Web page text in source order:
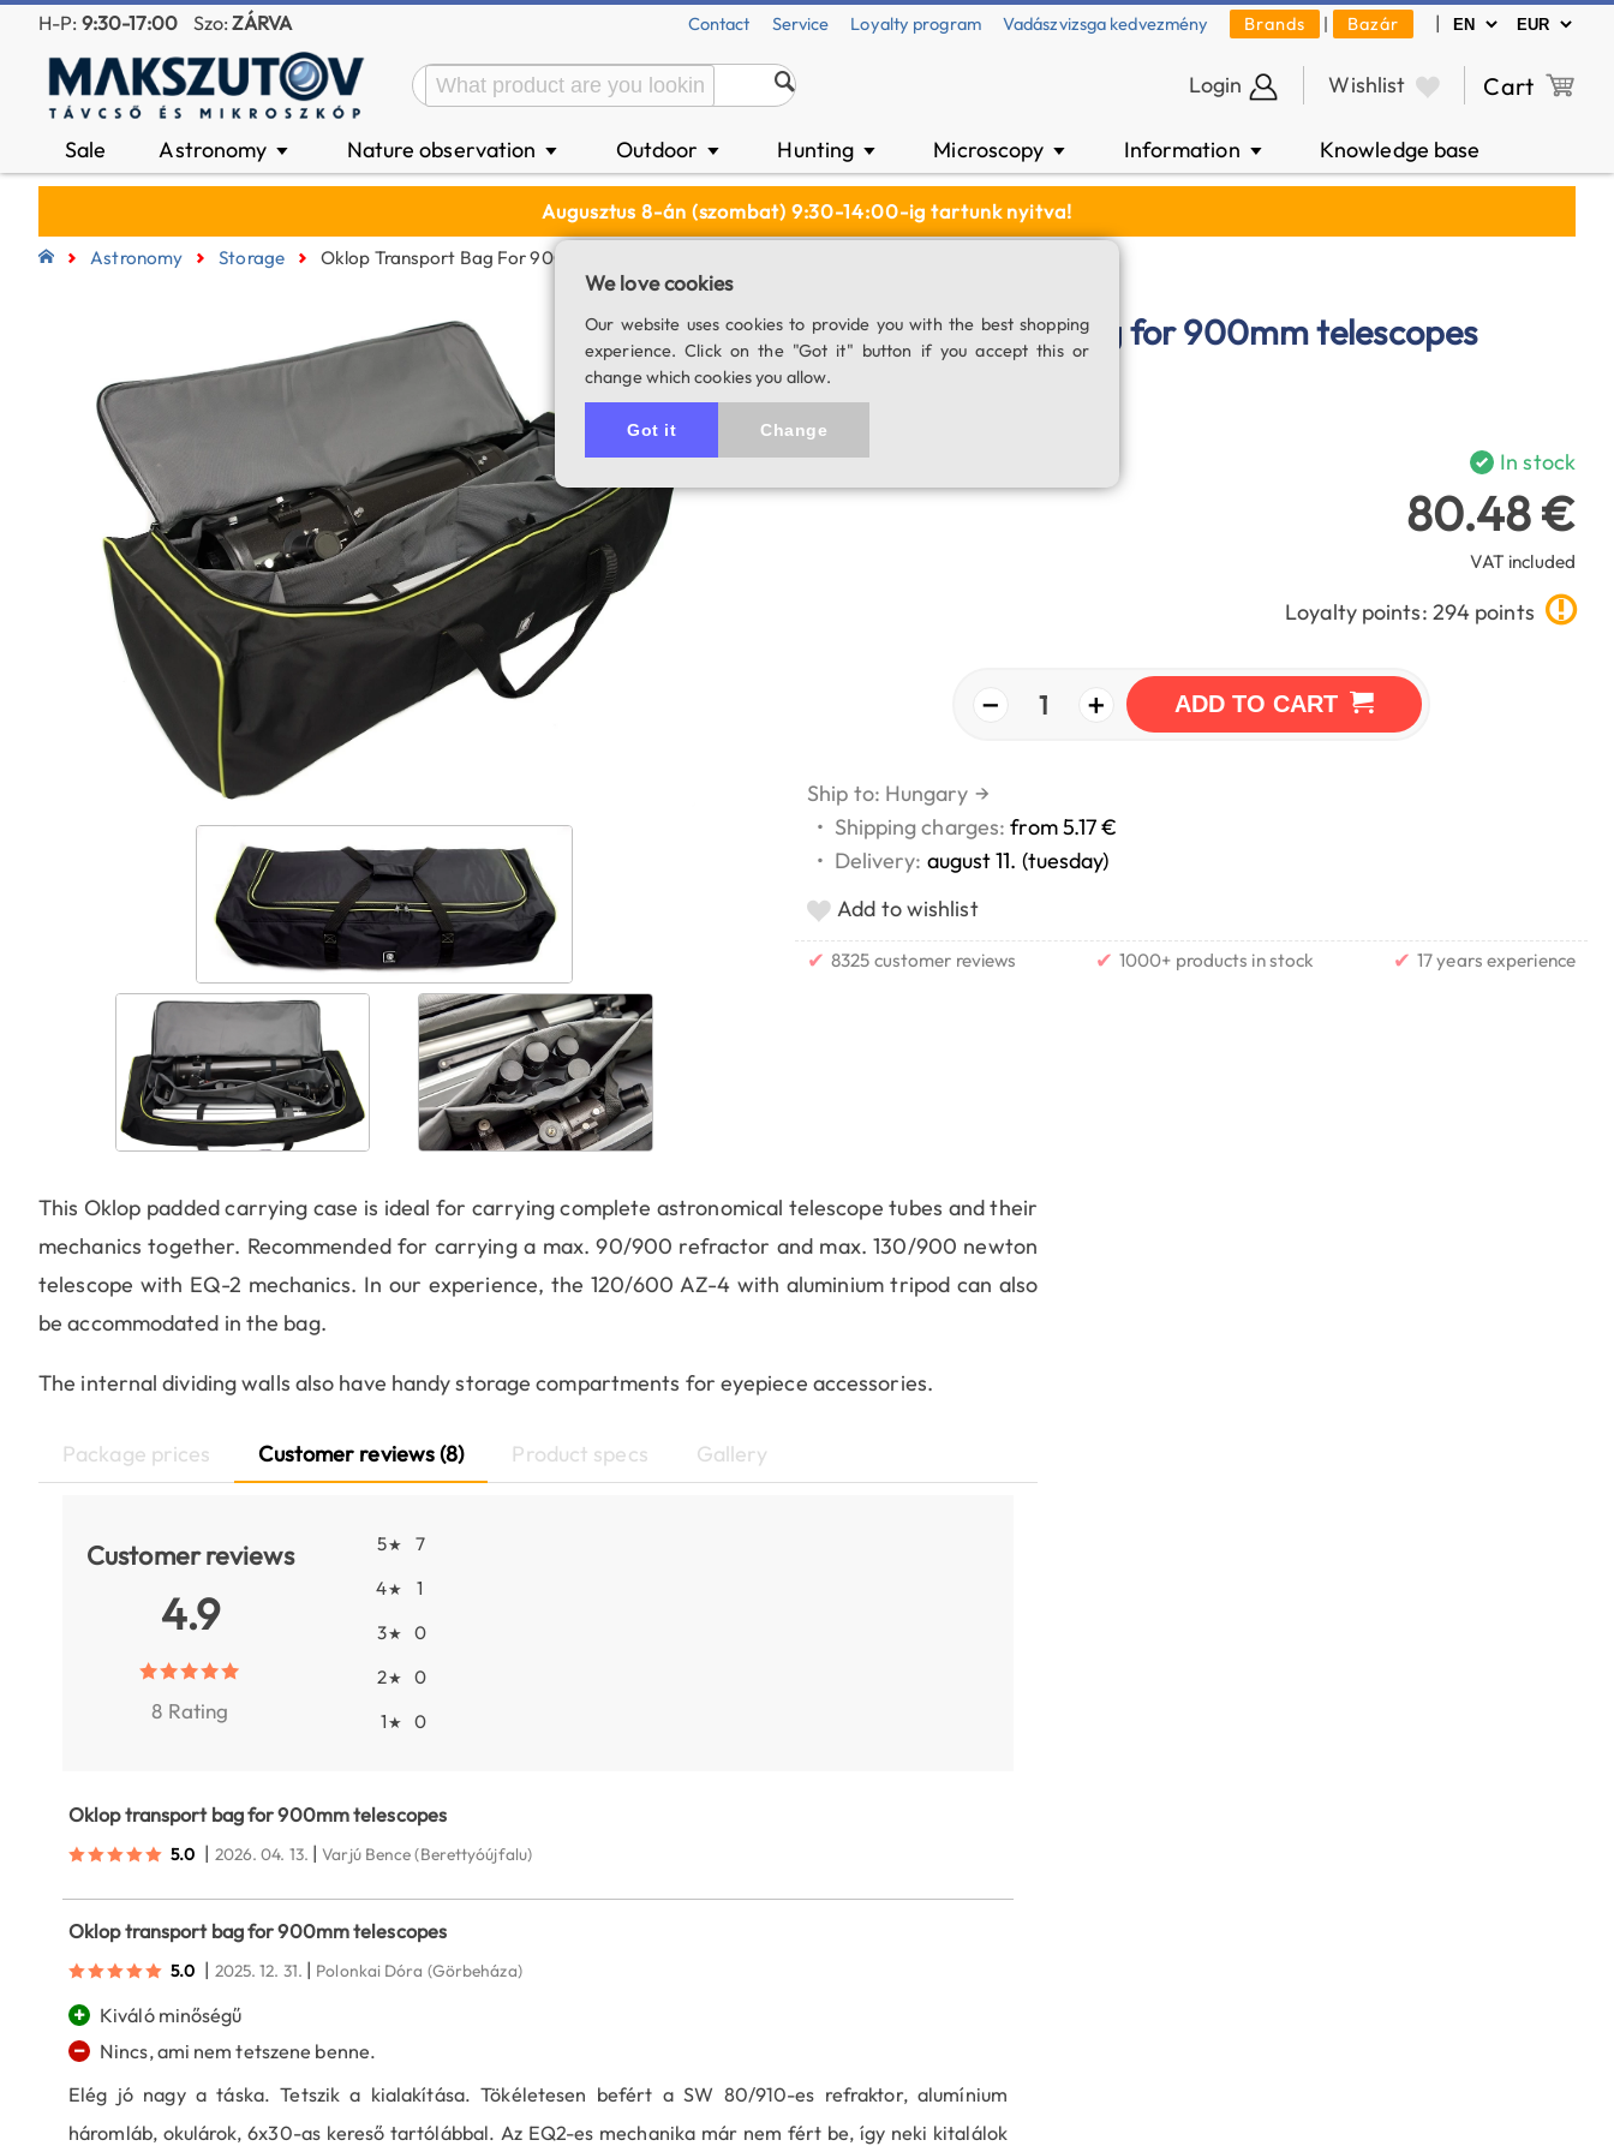
H-P: 9:30-17:00 Szo:ZÁRVA Contact Service Loyalty program Vadászvizsga kedvezmény Brands | Bazár |
Login Wishlist Cart
Sale Astronomy ▼ Nature observation ▼ Outdoor ▼ Hunting ▼ Microscopy ▼ Information ▼ Knowledge base
Augusztus 8-án (szombat) 9:30-14:00-ig tartunk nyitva!
Astronomy Storage Oklop Transport Bag For 900mm Telescopes
Oklop transport bag for 900mm telescopes
SKU: 03406
In stock
80.48 €
VAT included
Loyalty points: 294 points
− 1 + ADD TO CART
Ship to: Hungary →
• Shipping charges:from 5.17 €
• Delivery: august 11. (tuesday)
Add to wishlist
✔ 8325 customer reviews ✔ 1000+ products in stock ✔ 17 years experience
This Oklop padded carrying case is ideal for carrying complete astronomical telescope tubes and their
mechanics together. Recommended for carrying a max. 90/900 refractor and max. 130/900 newton
telescope with EQ-2 mechanics. In our experience, the 120/600 AZ-4 with aluminium tripod can also
be accommodated in the bag.
The internal dividing walls also have handy storage compartments for eyepiece accessories.
Package prices Customer reviews (8) Product specs Gallery
Customer reviews
4.9
8 Rating
5★
7
4★
1
3★
0
2★
0
1★ 0
Oklop transport bag for 900mm telescopes
5.0 | 2026. 04. 13. |Varjú Bence(Berettyóújfalu)
Oklop transport bag for 900mm telescopes
5.0 | 2025. 12. 31. | Polonkai Dóra (Görbeháza)
+ Kiváló minőségű
−
Nincs, ami nem tetszene benne.
Elég jó nagy a táska. Tetszik a kialakítása. Tökéletesen befért a SW 80/910-es refraktor, alumínium
háromláb, okulárok, 6x30-as kereső tartólábbal. Az EQ2-es mechanika már nem fért be, így neki kitalálok
We love cookies
Our website uses cookies to provide you with the best shopping
experience. Click on the "Got it" button if you accept this or
change which cookies you allow.
Got it Change